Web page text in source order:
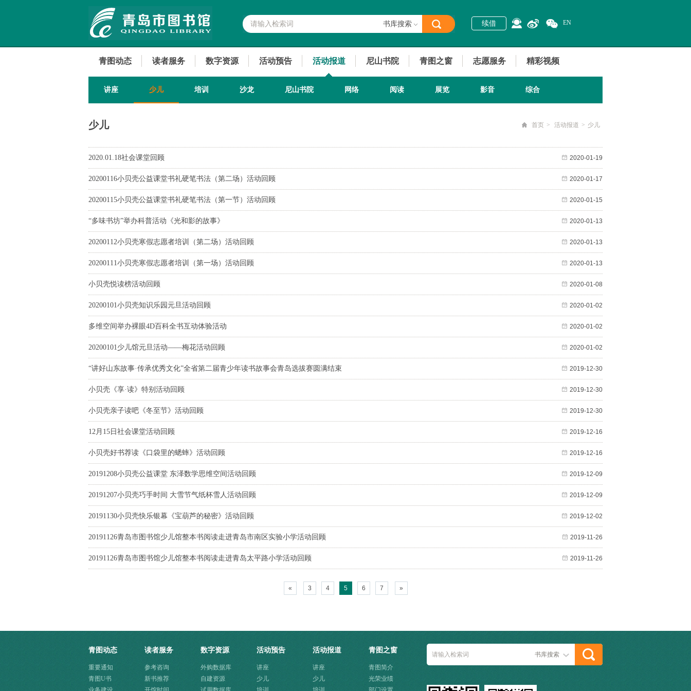
书库搜索 续借 EN
青图动态 读者服务 数字资源 活动预告 活动报道 尼山书院 青图之窗 志愿服务 精彩视频
讲座 少儿 培训 沙龙 尼山书院 网络 阅读 展览 影音 综合
首页 > 活动报道 > 少儿
少儿
2020-01-19
2020.01.18社会课堂回顾
2020-01-17
20200116小贝壳公益课堂书礼硬笔书法（第二场）活动回顾
2020-01-15
20200115小贝壳公益课堂书礼硬笔书法（第一节）活动回顾
2020-01-13
“多味书坊”举办科普活动《光和影的故事》
2020-01-13
20200112小贝壳寒假志愿者培训（第二场）活动回顾
2020-01-13
20200111小贝壳寒假志愿者培训（第一场）活动回顾
2020-01-08
小贝壳悦读榜活动回顾
2020-01-02
20200101小贝壳知识乐园元旦活动回顾
2020-01-02
多维空间举办裸眼4D百科全书互动体验活动
2020-01-02
20200101少儿馆元旦活动——梅花活动回顾
2019-12-30
“讲好山东故事·传承优秀文化”全省第二届青少年读书故事会青岛选拔赛圆满结束
2019-12-30
小贝壳《享·读》特别活动回顾
2019-12-30
小贝壳亲子读吧《冬至节》活动回顾
2019-12-16
12月15日社会课堂活动回顾
2019-12-16
小贝壳好书荐读《口袋里的蟋蟀》活动回顾
2019-12-09
20191208小贝壳公益课堂 东泽数学思维空间活动回顾
2019-12-09
20191207小贝壳巧手时间 大雪节气纸杯雪人活动回顾
2019-12-02
20191130小贝壳快乐银幕《宝葫芦的秘密》活动回顾
2019-11-26
20191126青岛市图书馆少儿馆整本书阅读走进青岛市南区实验小学活动回顾
2019-11-26
20191126青岛市图书馆少儿馆整本书阅读走进青岛太平路小学活动回顾
« 3 4 5 6 7 »
青图动态
重要通知
青图U书
读者服务
参考咨询
新书推荐
数字资源
外购数据库
自建资源
活动预告
讲座
少儿
活动报道
讲座
少儿
青图之窗
青图简介
光荣业绩
书库搜索